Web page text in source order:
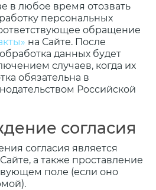
в любое время отозвать
персональных
обращение
на Сайте. После
данных будет
случаев, когда их
обязательна в
Российской
согласия
согласия является
а также проставление
поле (если оно